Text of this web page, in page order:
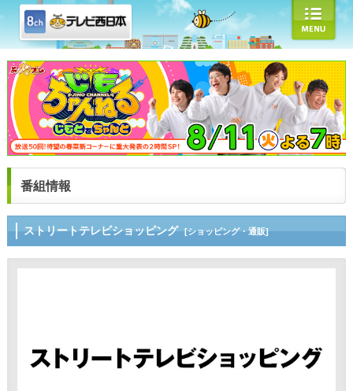
番組情報
ストリートテレビショッピング [ショッピング・通販]